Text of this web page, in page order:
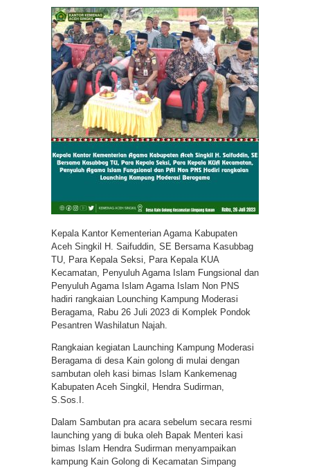
Kepala Kantor Kementerian Agama Kabupaten
Aceh Singkil H. Saifuddin, SE Bersama Kasubbag
TU, Para Kepala Seksi, Para Kepala KUA
Kecamatan, Penyuluh Agama Islam Fungsional dan
Penyuluh Agama Islam Agama Islam Non PNS
hadiri rangkaian Lounching Kampung Moderasi
Beragama, Rabu 26 Juli 2023 di Komplek Pondok
Pesantren Washilatun Najah.
Rangkaian kegiatan Launching Kampung Moderasi
Beragama di desa Kain golong di mulai dengan
sambutan oleh kasi bimas Islam Kankemenag
Kabupaten Aceh Singkil, Hendra Sudirman,
S.Sos.I.
Dalam Sambutan pra acara sebelum secara resmi
launching yang di buka oleh Bapak Menteri kasi
bimas Islam Hendra Sudirman menyampaikan
kampung Kain Golong di Kecamatan Simpang